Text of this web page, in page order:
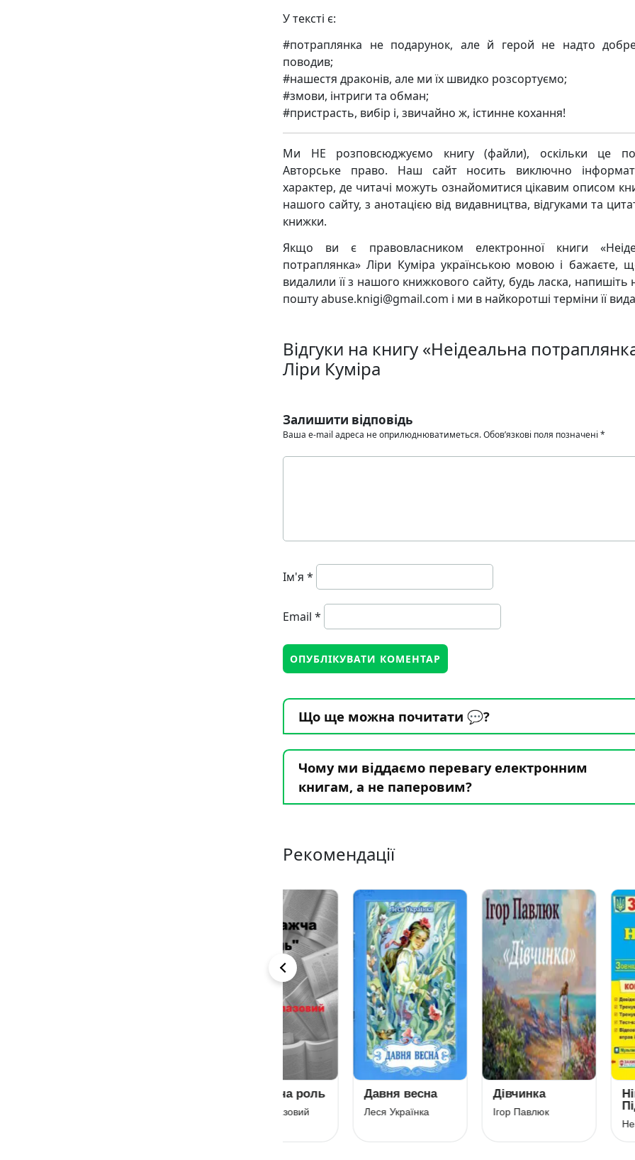
У тексті є:
#потраплянка не подарунок, але й герой не надто
поводив;
#нашестя драконів, але ми їх швидко розсортуємо;
#змови, інтриги та обман;
#пристрасть, вибір і, звичайно ж, істинне кохання!
Ми НЕ розповсюджуємо книгу (файли), оскільки це
Авторське право. Наш сайт носить виключно
характер, де читачі можуть ознайомитися цікавим описом
нашого сайту, з анотацією від видавництва, відгуками та
книжки.
Якщо ви є правовласником електронної книги
потраплянка» Ліри Куміра українською мовою і бажаєте,
видалили її з нашого книжкового сайту, будь ласка, напишіть
пошту abuse.knigi@gmail.com і ми в найкоротші терміни її
Відгуки на книгу «Неідеальна
Ліри Куміра
Залишити відповідь
Ваша e-mail адреса не оприлюднюватиметься.Обов’язкові поля позначені *
Ім'я *
Email *
Що ще можна почитати 💬?
Чому ми віддаємо перевагу електронним
книгам, а не паперовим?
Рекомендації
Давня весна
Леся Українка
Дівчинка
Німецька
Підготовка
Комплексне
видання